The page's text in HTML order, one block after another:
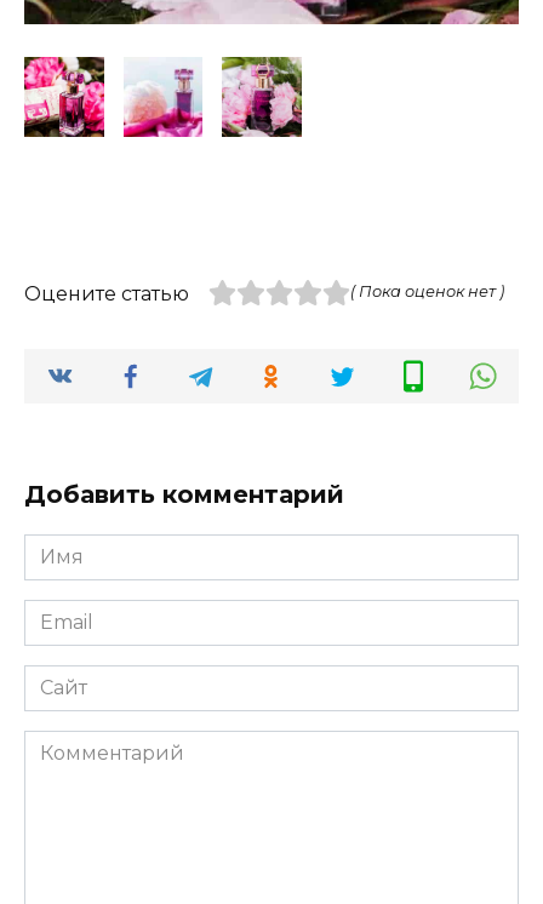
Оцените статью ( Пока оценок нет )
Добавить комментарий
Имя
*
Email
*
Сайт
Комментарий